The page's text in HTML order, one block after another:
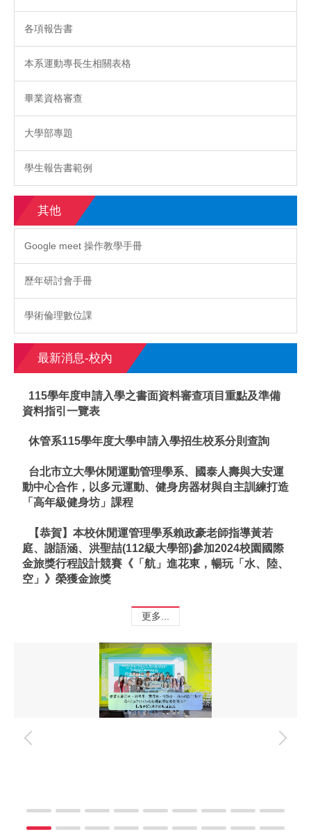
各項報告書
本系運動專長生相關表格
畢業資格審查
大學部專題
學生報告書範例
其他
Google meet 操作教學手冊
歷年研討會手冊
學術倫理數位課
最新消息-校內
115學年度申請入學之書面資料審查項目重點及準備
資料指引一覽表
休管系115學年度大學申請入學招生校系分則查詢
台北市立大學休閒運動管理學系、國泰人壽與大安運
動中心合作，以多元運動、健身房器材與自主訓練打造
「高年級健身坊」課程
【恭賀】本校休閒運管理學系賴政豪老師指導黃若
庭、謝語涵、洪聖喆(112級大學部)參加2024校園國際
金旅獎行程設計競賽《「航」進花東，暢玩「水、陸、
空」》榮獲金旅獎
更多...